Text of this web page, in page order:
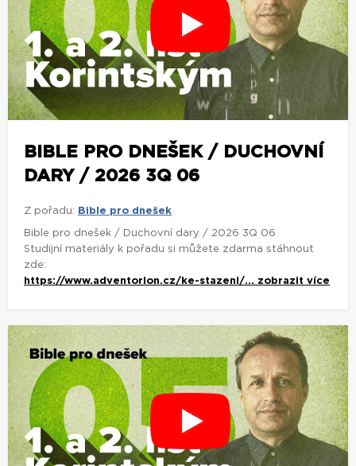
BIBLE PRO DNEŠEK / DUCHOVNÍ
DARY / 2026 3Q 06
Z pořadu: Bible pro dnešek
Bible pro dnešek / Duchovní dary / 2026 3Q 06
Studijní materiály k pořadu si můžete zdarma stáhnout
zde:
https://www.adventorion.cz/ke-stazeni/... zobrazit více